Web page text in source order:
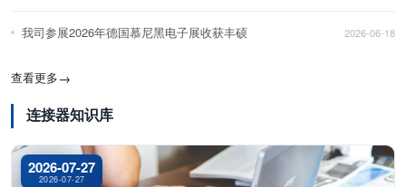
我司参展2026年德国慕尼黑电子展收获丰硕 2026-06-18
查看更多→
连接器知识库
2026-07-27
2026-07-27